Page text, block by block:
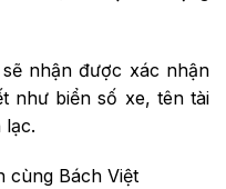
nhận được xác nhận
như biển số xe, tên tài
lạc.
cùng Bách Việt